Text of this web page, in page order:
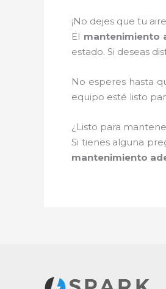
¡No dejes que tu
El mantenimiento
estado. Si deseas
No esperes hasta
equipo esté listo
¿Listo para
Si tienes alguna
mantenimiento